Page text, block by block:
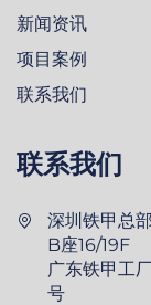
新闻资讯
项目案例
联系我们
联系我们
深圳铁甲总
B座16/19F
广东铁甲工
号